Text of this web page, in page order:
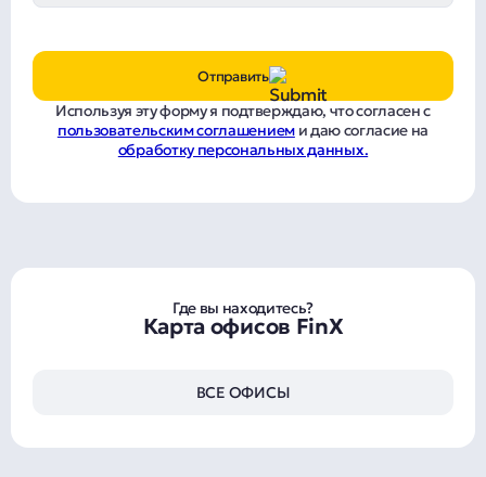
Отправить
Используя эту форму я подтверждаю, что согласен с
пользовательским соглашениеми даю согласие на
обработку персональных данных.
Где вы находитесь?
Карта офисов FinX
ВСЕ ОФИСЫ